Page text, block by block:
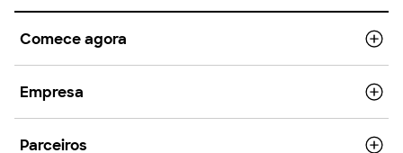
Comece agora
Empresa
Parceiros